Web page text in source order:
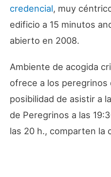
credencial, muy
edificio a 15 minutos
abierto en 2008.
Ambiente de acogida
ofrece a los peregrinos
posibilidad de asistir a
de Peregrinos a las
las 20 h., comparten la